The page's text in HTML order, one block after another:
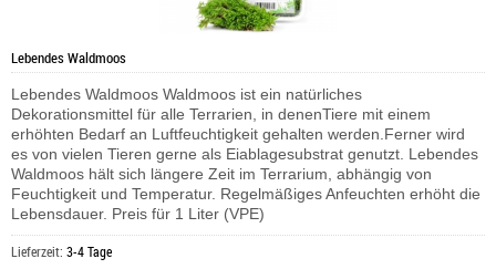
Lebendes Waldmoos
Lebendes Waldmoos Waldmoos ist ein natürliches
Dekorationsmittel für alle Terrarien, in denenTiere mit einem
erhöhten Bedarf an Luftfeuchtigkeit gehalten werden.Ferner wird
es von vielen Tieren gerne als Eiablagesubstrat genutzt. Lebendes
Waldmoos hält sich längere Zeit im Terrarium, abhängig von
Feuchtigkeit und Temperatur. Regelmäßiges Anfeuchten erhöht die
Lebensdauer. Preis für 1 Liter (VPE)
Lieferzeit: 3-4 Tage